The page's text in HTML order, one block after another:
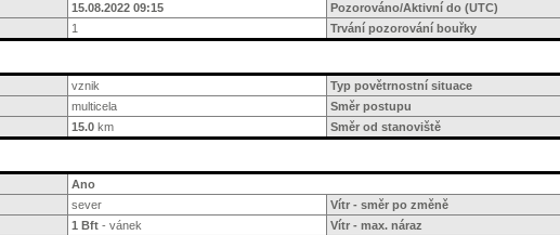
15.08.2022 09:15 Pozorováno/Aktivní do (UTC)
1 Trvání pozorování bouřky
vznik Typ povětrnostní situace
multicela Směr postupu
15.0 km Směr od stanoviště
Ano
sever Vítr - směr po změně
1 Bft - vánek Vítr - max. náraz